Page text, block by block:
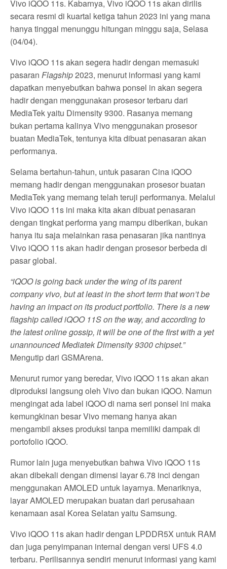
Vivo iQOO 11s. Kabarnya, Vivo iQOO 11s akan dirilis
secara resmi di kuartal ketiga tahun 2023 ini yang mana
hanya tinggal menunggu hitungan minggu saja, Selasa
(04/04).
Vivo iQOO 11s akan segera hadir dengan memasuki
pasaranFlagship2023, menurut informasi yang kami
dapatkan menyebutkan bahwa ponsel in akan segera
hadir dengan menggunakan prosesor terbaru dari
MediaTek yaitu Dimensity 9300. Rasanya memang
bukan pertama kalinya Vivo menggunakan prosesor
buatan MediaTek, tentunya kita dibuat penasaran akan
performanya.
Selama bertahun-tahun, untuk pasaran Cina iQOO
memang hadir dengan menggunakan prosesor buatan
MediaTek yang memang telah teruji performanya. Melalui
Vivo iQOO 11s ini maka kita akan dibuat penasaran
dengan tingkat performa yang mampu diberikan, bukan
hanya itu saja melainkan rasa penasaran jika nantinya
Vivo iQOO 11s akan hadir dengan prosesor berbeda di
pasar global.
“iQOO is going back under the wing of its parent
company vivo, but at least in the short term that won’t be
having an impact on its product portfolio. There is a new
flagship called iQOO 11S on the way, and according to
the latest online gossip, it will be one of the first with a yet
unannounced Mediatek Dimensity 9300 chipset.”
Mengutip dari GSMArena.
Menurut rumor yang beredar, Vivo iQOO 11s akan akan
diproduksi langsung oleh Vivo dan bukan iQOO. Namun
mengingat ada label iQOO di nama seri ponsel ini maka
kemungkinan besar Vivo memang hanya akan
mengambil akses produksi tanpa memiliki dampak di
portofolio iQOO.
Rumor lain juga menyebutkan bahwa Vivo iQOO 11s
akan dibekali dengan dimensi layar 6.78 inci dengan
menggunakan AMOLED untuk layarnya. Menariknya,
layar AMOLED merupakan buatan dari perusahaan
kenamaan asal Korea Selatan yaitu Samsung.
Vivo iQOO 11s akan hadir dengan LPDDR5X untuk RAM
dan juga penyimpanan internal dengan versi UFS 4.0
terbaru. Perilisannya sendiri menurut informasi yang kami